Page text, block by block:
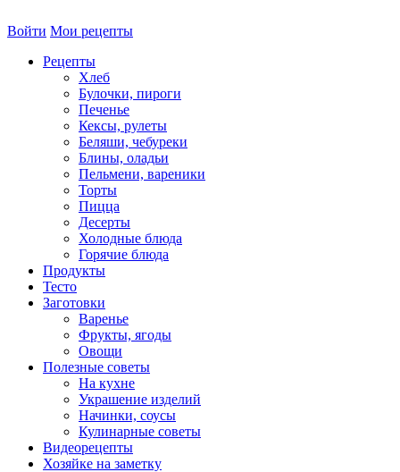
Войти Мои рецепты
Рецепты
Хлеб
Булочки, пироги
Печенье
Кексы, рулеты
Беляши, чебуреки
Блины, оладьи
Пельмени, вареники
Торты
Пицца
Десерты
Холодные блюда
Горячие блюда
Продукты
Тесто
Заготовки
Варенье
Фрукты, ягоды
Овощи
Полезные советы
На кухне
Украшение изделий
Начинки, соусы
Кулинарные советы
Видеорецепты
Хозяйке на заметку